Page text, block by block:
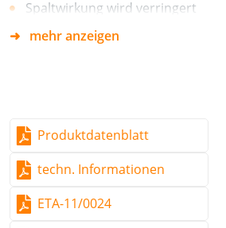
Spaltwirkung wird verringert
Besseres „Anbeißen“ der Schraube
mehr anzeigen
Produktdatenblatt
techn. Informationen
ETA-11/0024